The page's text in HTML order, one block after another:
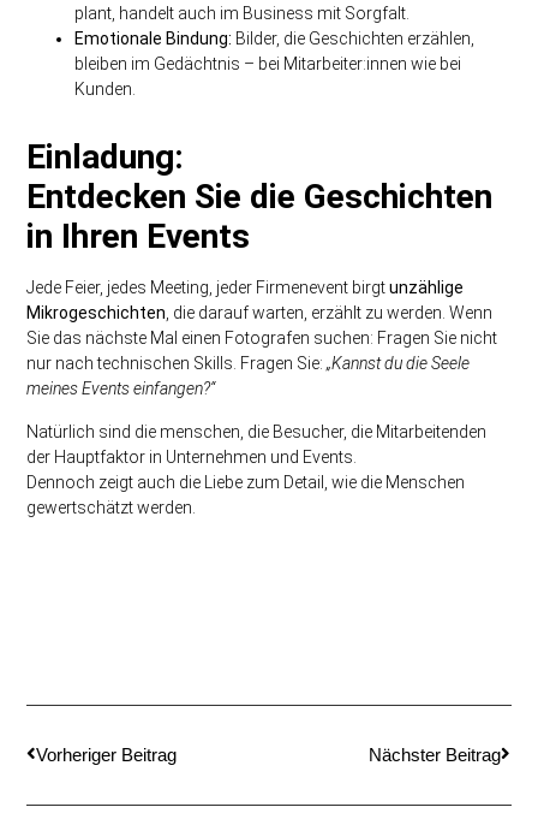
plant, handelt auch im Business mit Sorgfalt.
Emotionale Bindung: Bilder, die Geschichten erzählen,
bleiben im Gedächtnis – bei Mitarbeiter:innen wie bei
Kunden.
Einladung:
Entdecken Sie die Geschichten
in Ihren Events
Jede Feier, jedes Meeting, jeder Firmenevent birgtunzählige
Mikrogeschichten, die darauf warten, erzählt zu werden. Wenn
Sie das nächste Mal einen Fotografen suchen: Fragen Sie nicht
nur nach technischen Skills. Fragen Sie:„Kannst du die Seele
meines Events einfangen?“
Natürlich sind die menschen, die Besucher, die Mitarbeitenden
der Hauptfaktor in Unternehmen und Events.
Dennoch zeigt auch die Liebe zum Detail, wie die Menschen
gewertschätzt werden.
Vorheriger Beitrag Nächster Beitrag